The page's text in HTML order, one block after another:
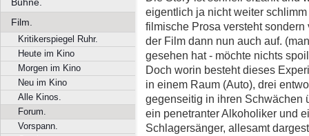
Film.
Kritikerspiegel Ruhr.
Heute im Kino
Morgen im Kino
Neu im Kino
Alle Kinos.
Forum.
Vorspann.
eigentlich ja nicht weiter
filmische Prosa versteht
der Film dann nun auch auf.
gesehen hat - möchte nichts
Doch worin besteht dieses
in einem Raum (Auto), drei
gegenseitig in ihren Schwächen
ein penetranter Alkoholiker und
Schlagersänger, allesamt